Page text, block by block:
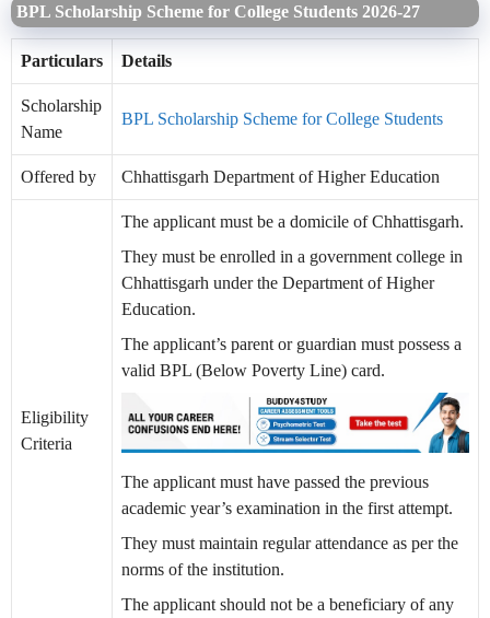
BPL Scholarship Scheme for College Students 2026-27
Particulars Details
Scholarship
Name
BPL Scholarship Scheme for College Students
Offered by Chhattisgarh Department of Higher Education
Eligibility
Criteria
The applicant must be a domicile of Chhattisgarh.
They must be enrolled in a government college in
Chhattisgarh under the Department of Higher
Education.
The applicant’s parent or guardian must possess a
valid BPL (Below Poverty Line) card.
The applicant must have passed the previous
academic year’s examination in the first attempt.
They must maintain regular attendance as per the
norms of the institution.
The applicant should not be a beneficiary of any